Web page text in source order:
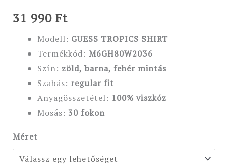
31 990 Ft
Modell: GUESS TROPICS SHIRT
Termékkód: M6GH80W2036
Szín: zöld, barna, fehér mintás
Szabás: regular fit
Anyagösszetétel: 100% viszkóz
Mosás: 30 fokon
Méret